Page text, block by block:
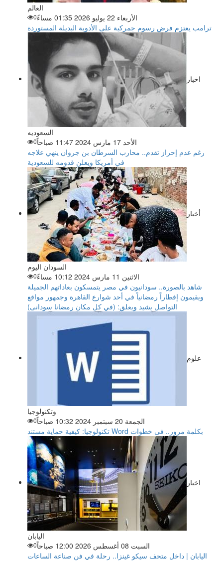
العالم
الأربعاء 22 يوليو 2026 01:35 مساءً
0
ترامب يعتزم فرض رسوم جمركية على الأدوية البديلة المستوردة
اخبار
السعوديه
الأحد 17 مارس 2024 11:47 صباحاً
0
رغم عدم إحراز تقدم.. محارب السرطان بن جروان ينهي علاجه
في أمريكا ويعلن قدومه للسعودية
أخبار
السودان اليوم
الاثنين 11 مارس 2024 10:12 مساءً
0
شاهد بالصورة.. سودانيون في مصر يتمسكون بعاداتهم الجميلة
ويقيمون إفطاراً رمضانياً في أحد شوارع القاهرة وجمهور مواقع
التواصل يشيد ويعلق: (في كل مكان رمضانا سودانى)
علوم
وتكنولوجيا
الجمعة 20 سبتمبر 2024 10:32 صباحاً
0
تكنولوجيا: كيفية حماية مستند Word بكلمة مرور.. فى خطوات
اخبار
اليابان
السبت 08 أغسطس 2026 12:00 صباحاً
0
اليابان | داخل متحف سيكو غينزا.. رحلة في فن صناعة الساعات